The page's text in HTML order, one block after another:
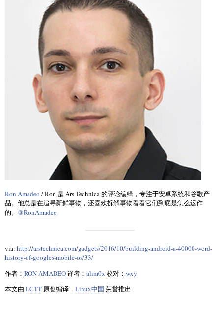
Ron Amadeo / Ron 是 Ars Technica 的评论编缉，专注于安卓系统和谷歌产
品。他总是在追寻新鲜事物，还喜欢拆解事物看看它们到底是怎么运作
的。 @RonAmadeo
via: http://arstechnica.com/gadgets/2016/10/building-android-a-40000-word-
history-of-googles-mobile-os/33/
作者： RON AMADEO译者： alim0x 校对： wxy
本文由 LCTT 原创编译， Linux中国 荣誉推出